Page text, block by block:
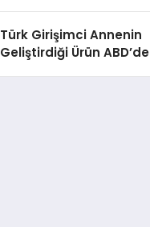
Türk Girişimci Annenin
Geliştirdiği Ürün ABD’de